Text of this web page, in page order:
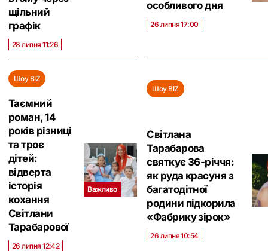
щільний
графік
28 липня 11:26
особливого дня
26 липня 17:00
Важливо
Шоу BIZ
Таємний
роман, 14
років різниці
та троє
дітей:
відверта
історія
кохання
Світлани
Тарабарової
26 липня 12:42
Шоу BIZ
Світлана
Тарабарова
святкує 36-річчя:
як руда красуня з
багатодітної
родини підкорила
«Фабрику зірок»
26 липня 10:54